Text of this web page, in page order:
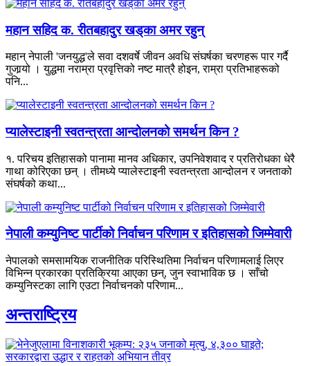
महान सहिद क. रीतबहादुर खड्‌का अमर रहुन्
महान् नेपाली 'जनयुद्ध'ले सवा दशवर्षे जीवन अवधि संघर्षका चरणहरू पार गर्दै
गुजार्‍यो । युद्धमा नराम्रा प्रवृत्तिको नष्ट मात्रै होइन, राम्रा प्रतिभाहरूको
पनि...
प्यालेस्टाइनी स्वतन्त्रता आन्दोलनको समर्थन किन ?
१.⁠ ⁠परिचय इतिहासको पानामा मानव अधिकार, उपनिवेशवाद र प्रतिरोधका धेरै
गाथा कोरिएका छन् । तीमध्ये प्यालेस्टाइनी स्वतन्त्रता आन्दोलन र जनताको
संघर्षको कथा...
नेपाली कम्युनिष्ट पार्टीको निर्वाचन परिणाम र इतिहासको जिम्मेवारी
नेपालको समसामयिक राजनीतिक परिस्थितिमा निर्वाचन परिणामलाई लिएर
विभिन्न प्रकारका प्रतिक्रिया आएका छन्, जुन स्वाभाविक छ । साँचो
कम्युनिस्टका लागि एउटा निर्वाचनको परिणाम...
अन्तराष्ट्रिय